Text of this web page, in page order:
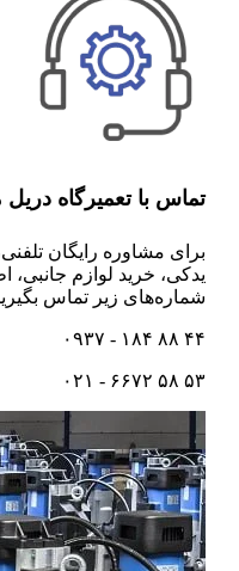
تماس با تعمیرگاه
برای مشاوره رایگان
یدکی، خرید لوازم جانبی،
شماره‌های زیر تماس
۴۴ ۸۸ ۱۸۴ - ۰۹۳۷
۵۳ ۵۸ ۶۶۷۲ - ۰۲۱